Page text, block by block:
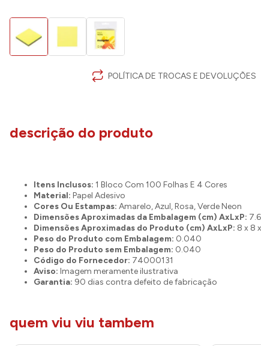
POLÍTICA DE TROCAS E DEVOLUÇÕES
descrição do produto
Itens Inclusos: 1 Bloco Com 100 Folhas E 4 Cores
Material: Papel Adesivo
Cores Ou Estampas: Amarelo, Azul, Rosa, Verde Neon
Dimensões Aproximadas da Embalagem (cm) AxLxP:
Dimensões Aproximadas do Produto (cm) AxLxP: 8 x 8
Peso do Produto com Embalagem: 0.040
Peso do Produto sem Embalagem: 0.040
Código do Fornecedor: 74000131
Aviso: Imagem meramente ilustrativa
Garantia: 90 dias contra defeito de fabricação
quem viu viu tambem